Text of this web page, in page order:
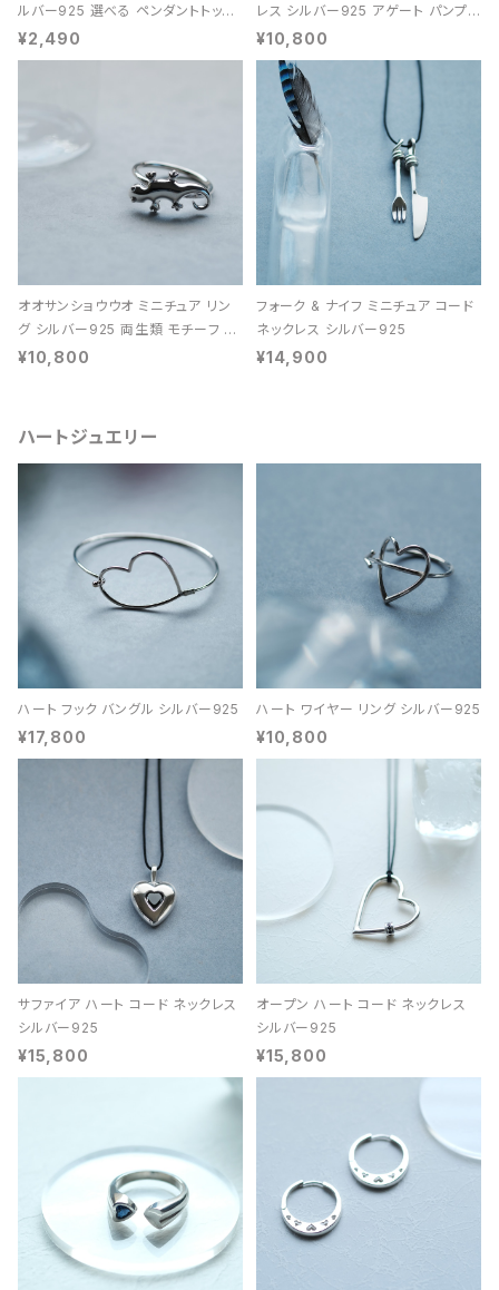
ルバー925 選べる ペンダントトップ
レディース ユニセックス
¥2,490
レス シルバー925 アゲート パンプキ
ン 天然石 レディース
¥10,800
オオサンショウウオ ミニチュア リン
グ シルバー925 両生類 モチーフ レ
ディース ユニセックス
¥10,800
フォーク & ナイフ ミニチュア コード
ネックレス シルバー925
¥14,900
ハートジュエリー
ハート フック バングル シルバー925
¥17,800
ハート ワイヤー リング シルバー925
¥10,800
サファイア ハート コード ネックレス
シルバー925
¥15,800
オープン ハート コード ネックレス
シルバー925
¥15,800